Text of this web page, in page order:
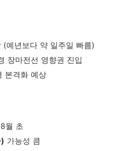
(예년보다 약 일주일 빠름)
장마전선 영향권 진입
본격화 예상
월 초
가능성 큼